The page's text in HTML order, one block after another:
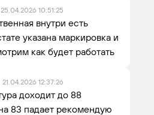
25.04.2026 10:51:25
внутри есть
указана маркировка и
как будет работать
21.04.2026 12:37:26
доходит до 88
83 падает рекомендую